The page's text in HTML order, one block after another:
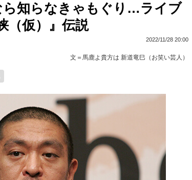
ら知らなきゃもぐり…ライブ
（仮）』伝説
2022/11/28 20:00
文＝ 馬鹿よ貴方は 新道竜巳（お笑い芸人）